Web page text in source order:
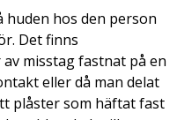
huden hos den person
Det finns
misstag fastnat på en
eller då man delat
plåster som häftat fast